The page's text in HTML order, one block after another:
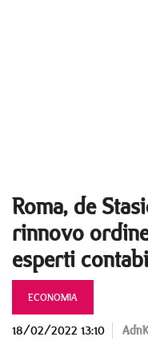
Roma, de
rinnovo
esperti
ECONOMIA
18/02/2022 13:10